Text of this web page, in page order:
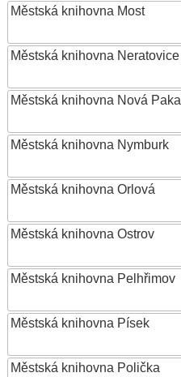
Městská knihovna Most
Městská knihovna Neratovice
Městská knihovna Nová Paka
Městská knihovna Nymburk
Městská knihovna Orlová
Městská knihovna Ostrov
Městská knihovna Pelhřimov
Městská knihovna Písek
Městská knihovna Polička